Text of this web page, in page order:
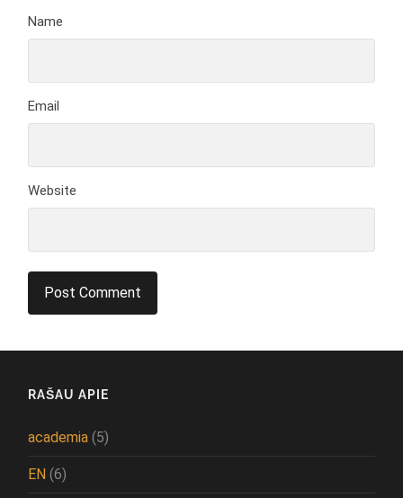
Name
Email
Website
RAŠAU APIE
academia (5)
EN (6)